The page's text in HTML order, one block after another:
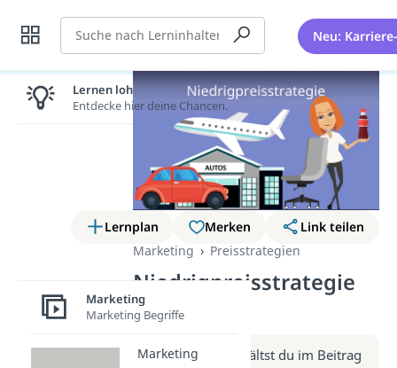
Suche Neu:
Lernplan Merken
Link teilen
Marketing
Preisstrategien
Niedrigpreisstrategie
(Video)
Weitere Infos erhältst du im Beitrag
Lernen lohnt sich!
Entdecke hier deine Chancen.
Marketing
Marketing Begriffe
Marketing